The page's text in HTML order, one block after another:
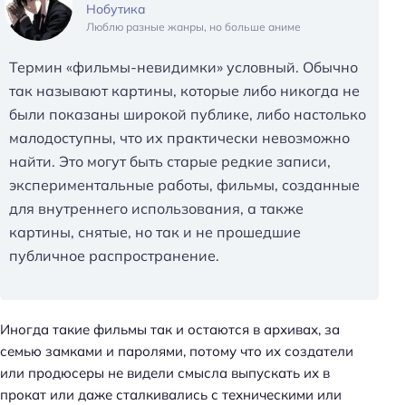
Нобутика
Люблю разные жанры, но больше аниме
Термин «фильмы-невидимки» условный. Обычно
так называют картины, которые либо никогда не
были показаны широкой публике, либо настолько
малодоступны, что их практически невозможно
найти. Это могут быть старые редкие записи,
экспериментальные работы, фильмы, созданные
для внутреннего использования, а также
картины, снятые, но так и не прошедшие
публичное распространение.
Иногда такие фильмы так и остаются в архивах, за
семью замками и паролями, потому что их создатели
или продюсеры не видели смысла выпускать их в
прокат или даже сталкивались с техническими или